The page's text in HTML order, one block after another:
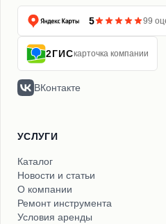
5 99
2ГИСкарточка компании
ВКонтакте
УСЛУГИ
Каталог
Новости и статьи
О компании
Ремонт инструмента
Условия аренды